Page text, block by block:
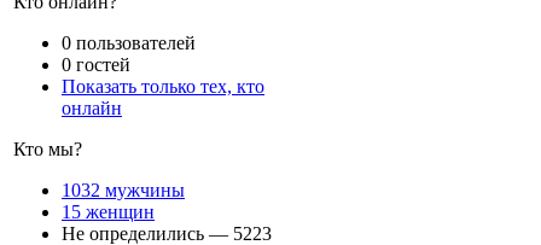
0 пользователей
0 гостей
Показать только тех, кто
онлайн
Кто мы?
1032 мужчины
15 женщин
Не определились — 5223